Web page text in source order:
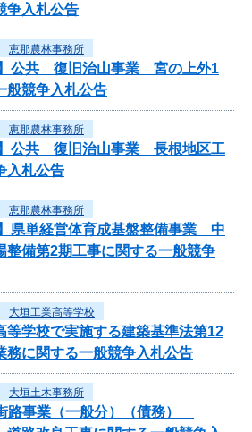
争入札公告
恵那農林事務所
】公共 復旧治山事業 宮の上外1
般競争入札公告
恵那農林事務所
】公共 復旧治山事業 長根地区工
入札公告
恵那農林事務所
県単経営体育成基盤整備事業 中
備第2期工事に関する一般競争
大垣工業高等学校
等学校で実施する建築基準法第12
務に関する一般競争入札公告
大垣土木事務所
路事業（一般分）（債務）